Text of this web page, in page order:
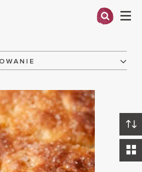
Menu
O MNIE
ARTYKUŁY
KSIĄŻKI
KONTAKT